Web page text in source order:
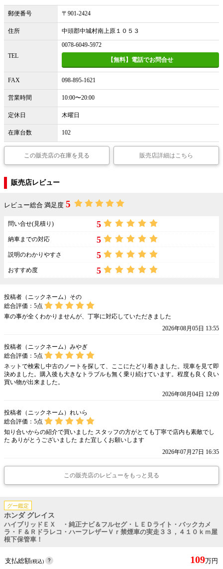
郵便番号 〒901-2424
住所 中頭郡中城村南上原１０５３
TEL
0078-6049-5972
【無料】電話でお問合せ
FAX 098-895-1621
営業時間 10:00〜20:00
定休日 木曜日
在庫台数 102
この販売店の在庫を見る 販売店詳細はこちら
販売店レビュー
レビュー総合 満足度 5
問い合せ(見積り) 5
納車までの対応 5
説明のわかりやすさ 5
おすすめ度 5
投稿者（ニックネーム）その
総合評価： 5点
車の事が全くわかりませんが、丁寧に対応していただきました
2026年08月05日 13:55
投稿者（ニックネーム）みやぎ
総合評価： 5点
ネットで検索し中古のノートを探して、ここにたどり着きました。現車を見て即
決めました。購入後も大きなトラブルも無く乗り続けています。程度も良く良い
買い物が出来ました。
2026年08月04日 12:09
投稿者（ニックネーム）れいら
総合評価： 5点
知り合いからの紹介で買いました スタッフの方がとても丁寧で店内も素敵でし
た ありがとうございました また宜しくお願いします
2026年07月27日 16:35
この販売店のレビューをもっと見る
グー鑑定
ホンダ グレイス
ハイブリッドＥＸ ・純正ナビ＆フルセグ・ＬＥＤライト・バックカメ
ラ・Ｆ＆Ｒドラレコ・ハーフレザーＶｒ禁煙車の実走３３，４１０ｋｍ屋
根下保管車！
支払総額(税込) 109万円